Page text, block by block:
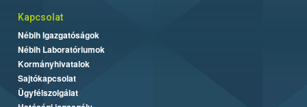
Kapcsolat
Nébih Igazgatóságok
Nébih Laboratóriumok
Kormányhivatalok
Sajtókapcsolat
Ügyfélszolgálat